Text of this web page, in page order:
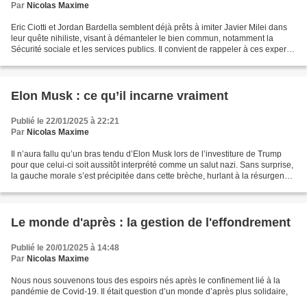
Par Nicolas Maxime
Eric Ciotti et Jordan Bardella semblent déjà prêts à imiter Javier Milei dans
leur quête nihiliste, visant à démanteler le bien commun, notamment la
Sécurité sociale et les services publics. Il convient de rappeler à ces experts
Elon Musk : ce qu’il incarne vraiment
Publié le 22/01/2025 à 22:21
Par Nicolas Maxime
Il n’aura fallu qu’un bras tendu d’Elon Musk lors de l’investiture de Trump
pour que celui-ci soit aussitôt interprété comme un salut nazi. Sans surprise,
la gauche morale s’est précipitée dans cette brèche, hurlant à la résurgence
Le monde d'après : la gestion de l'effondrement
Publié le 20/01/2025 à 14:48
Par Nicolas Maxime
Nous nous souvenons tous des espoirs nés après le confinement lié à la
pandémie de Covid-19. Il était question d’un monde d’après plus solidaire,